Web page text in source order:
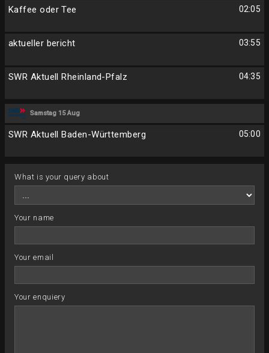
02:05
Kaffee oder Tee
03:55
aktueller bericht
04:35
SWR Aktuell Rheinland-Pfalz
Samstag 15 Aug
05:00
SWR Aktuell Baden-Württemberg
What is your query about
Your name
Your email
Your enquiery